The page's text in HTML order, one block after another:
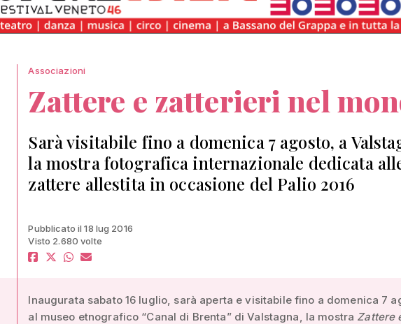
Associazioni
Zattere e zatterieri nel
Sarà visitabile fino a domenica 7 agosto, a
la mostra fotografica internazionale dedicata
zattere allestita in occasione del Palio 2016
Pubblicato il 18 lug 2016
Visto 2.680 volte
Inaugurata sabato 16 luglio, sarà aperta e visitabile fino a domenica 7
al museo etnografico “Canal di Brenta” di Valstagna, la mostra Zattere